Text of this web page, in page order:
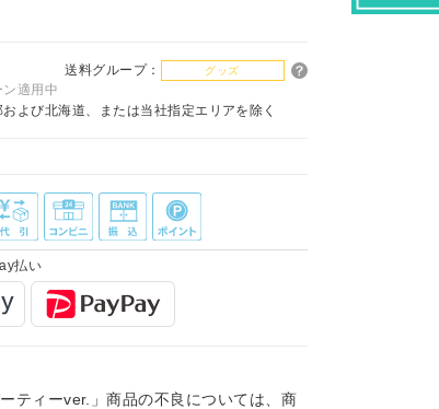
送料グループ： グッズ
適用中
よび北海道、または当社指定エリアを除く
払い
ティーver.」商品の不良については、商